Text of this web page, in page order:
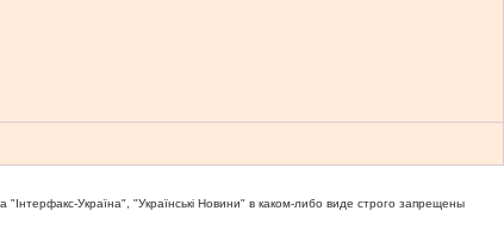
Україна", "Українськi Новини" в каком-либо виде строго запрещены